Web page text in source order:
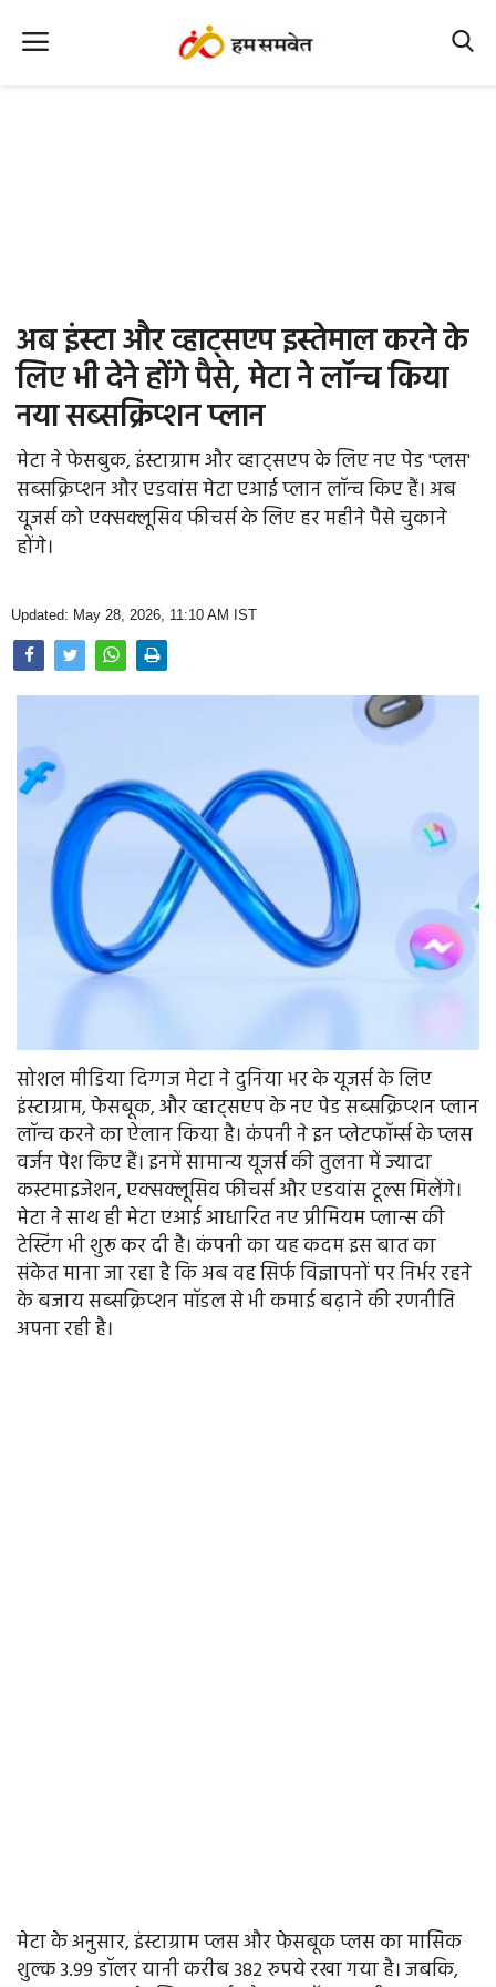
Office Office
Political Gossips
Farm & Food
Opinion
Photo Gallery
Home
अब इंस्टा और व्हाट्सएप इस्तेमाल करने के
लिए भी देने होंगे पैसे, मेटा ने लॉन्च किया
नया सब्सक्रिप्शन प्लान
मेटा ने फेसबुक, इंस्टाग्राम और व्हाट्सएप के लिए नए पेड 'प्लस'
सब्सक्रिप्शन और एडवांस मेटा एआई प्लान लॉन्च किए हैं। अब
यूजर्स को एक्सक्लूसिव फीचर्स के लिए हर महीने पैसे चुकाने
होंगे।
Updated: May 28, 2026, 11:10 AM IST
सोशल मीडिया दिग्गज मेटा ने दुनिया भर के यूजर्स के लिए
इंस्टाग्राम, फेसबूक, और व्हाट्सएप के नए पेड सब्सक्रिप्शन प्लान
लॉन्च करने का ऐलान किया है। कंपनी ने इन प्लेटफॉर्म्स के प्लस
वर्जन पेश किए हैं। इनमें सामान्य यूजर्स की तुलना में ज्यादा
कस्टमाइजेशन, एक्सक्लूसिव फीचर्स और एडवांस टूल्स मिलेंगे।
मेटा ने साथ ही मेटा एआई आधारित नए प्रीमियम प्लान्स की
टेस्टिंग भी शुरू कर दी है। कंपनी का यह कदम इस बात का
संकेत माना जा रहा है कि अब वह सिर्फ विज्ञापनों पर निर्भर रहने
के बजाय सब्सक्रिप्शन मॉडल से भी कमाई बढ़ाने की रणनीति
अपना रही है।
मेटा के अनुसार, इंस्टाग्राम प्लस और फेसबूक प्लस का मासिक
शुल्क 3.99 डॉलर यानी करीब 382 रुपये रखा गया है। जबकि,